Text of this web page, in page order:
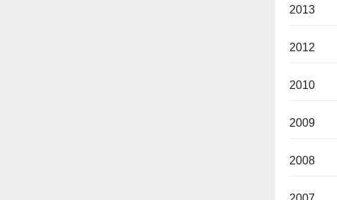
2013
2012
2010
2009
2008